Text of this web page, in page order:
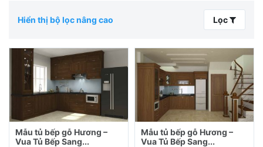
Hiển thị bộ lọc nâng cao Lọc
Mẫu tủ bếp gỗ Hương –
Vua Tủ Bếp Sang...
Mẫu tủ bếp gỗ Hương –
Vua Tủ Bếp Sang...